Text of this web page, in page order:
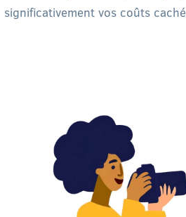
significativement vos coûts